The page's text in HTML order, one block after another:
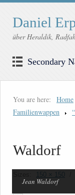
Daniel
über Heraldik,
Secondary
You are here: Home
Familienwappen
Waldorf
150 × 150
Jean Waldorf